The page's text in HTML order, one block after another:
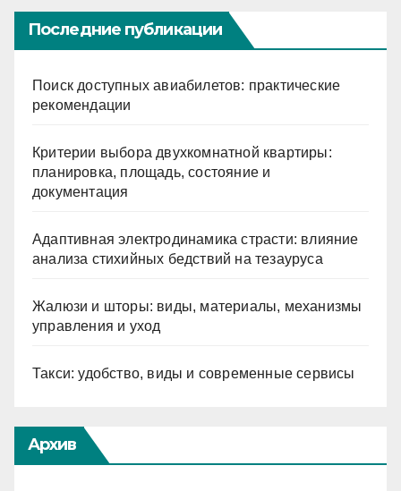
Последние публикации
Поиск доступных авиабилетов: практические
рекомендации
Критерии выбора двухкомнатной квартиры:
планировка, площадь, состояние и
документация
Адаптивная электродинамика страсти: влияние
анализа стихийных бедствий на тезауруса
Жалюзи и шторы: виды, материалы, механизмы
управления и уход
Такси: удобство, виды и современные сервисы
Архив